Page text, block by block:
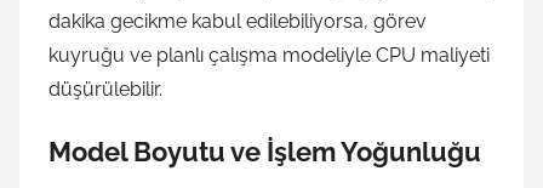
dakika gecikme kabul edilebiliyorsa, görev
kuyruğu ve planlı çalışma modeliyle CPU maliyeti
düşürülebilir.
Model Boyutu ve İşlem Yoğunluğu